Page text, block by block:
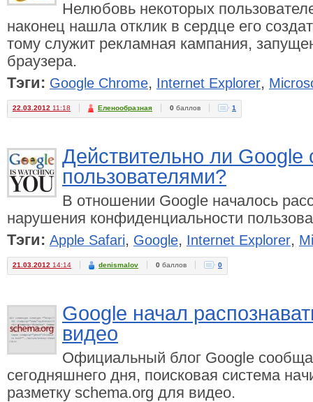
Нелюбовь некоторых
наконец нашла отклик в сердце его
тому служит рекламная кампания,
браузера.
Тэги: Google Chrome, Internet Explorer,
22.03.2012 11:18 Еленообразная 0 баллов 1
Действительно ли Google
пользователями?
В отношении Google началось
нарушения конфиденциальности
Тэги: Apple Safari, Google, Internet Explorer,
21.03.2012 14:14 denismalov 0 баллов 0
Google начал
видео
Официальный блог Google
сегодняшнего дня, поисковая система
разметку schema.org для видео.